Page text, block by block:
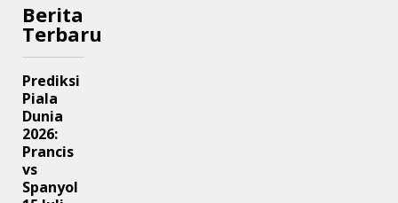
Berita
Terbaru
Prediksi
Piala
Dunia
2026:
Prancis
vs
Spanyol